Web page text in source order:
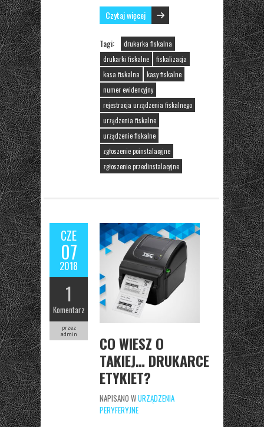
Czytaj więcej
Tagi:
drukarka fiskalna
drukarki fiskalne
fiskalizacja
kasa fiskalna
kasy fiskalne
numer ewidencyjny
rejestracja urządzenia fiskalnego
urządzenia fiskalne
urządzenie fiskalne
zgłoszenie poinstalacyjne
zgłoszenie przedinstalacyjne
CZE
07
2018
1
Komentarz
przez
admin
CO WIESZ O
TAKIEJ… DRUKARCE
ETYKIET?
NAPISANO WURZĄDZENIA
PERYFERYJNE